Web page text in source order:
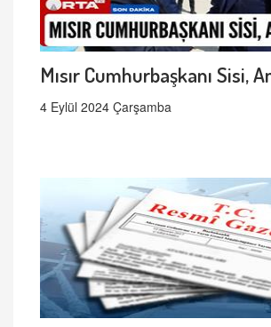
Mısır Cumhurbaşkanı Sisi,
4 Eylül 2024 Çarşamba